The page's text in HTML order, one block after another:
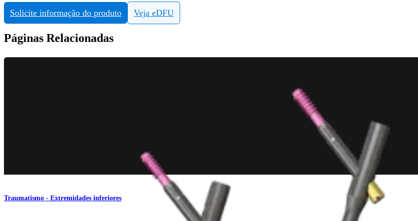
Solicite informação do produto Veja eDFU
Páginas Relacionadas
Traumatismo - Extremidades inferiores